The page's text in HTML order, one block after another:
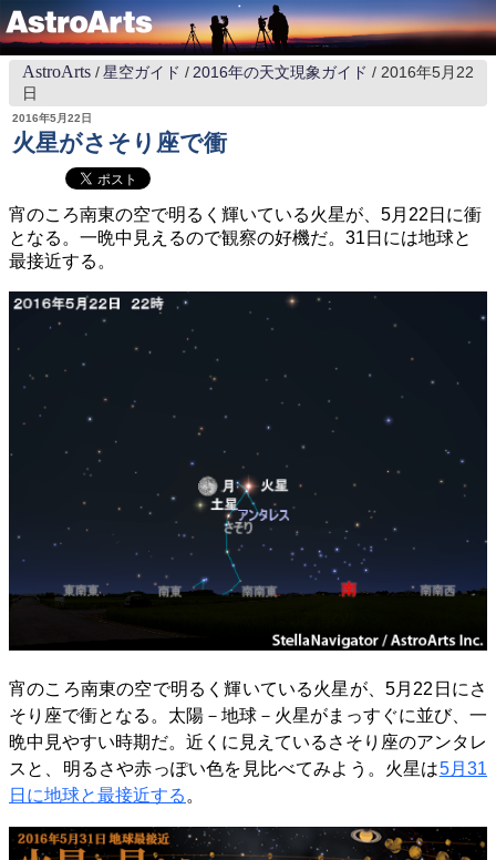
AstroArts 星空ガイド 2016年の天文現象ガイド
2016年5月22
日
2016年5月22日
火星がさそり座で衝
宵のころ南東の空で明るく輝いている火星が、5月22日に衝
となる。一晩中見えるので観察の好機だ。31日には地球と
最接近する。
宵のころ南東の空で明るく輝いている火星が、5月22日にさ
そり座で衝となる。太陽－地球－火星がまっすぐに並び、一
晩中見やすい時期だ。近くに見えているさそり座のアンタレ
スと、明るさや赤っぽい色を見比べてみよう。火星は5月31
日に地球と最接近する 。